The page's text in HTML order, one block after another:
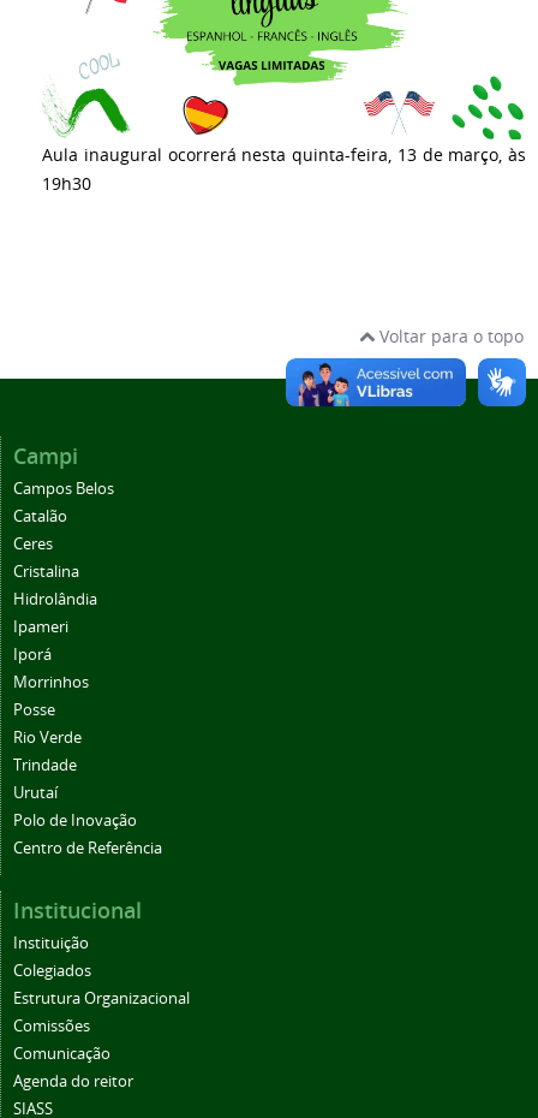
Aula inaugural ocorrerá nesta quinta-feira, 13 de março, às
19h30
Voltar para o topo
Campi
Campos Belos
Catalão
Ceres
Cristalina
Hidrolândia
Ipameri
Iporá
Morrinhos
Posse
Rio Verde
Trindade
Urutaí
Polo de Inovação
Centro de Referência
Institucional
Instituição
Colegiados
Estrutura Organizacional
Comissões
Comunicação
Agenda do reitor
SIASS